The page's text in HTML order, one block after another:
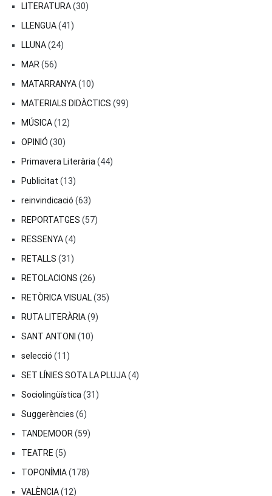
LITERATURA(30)
LLENGUA(41)
LLUNA(24)
MAR (56)
MATARRANYA(10)
MATERIALS DIDÀCTICS (99)
MÚSICA(12)
OPINIÓ (30)
Primavera Literària (44)
Publicitat (13)
reinvindicació (63)
REPORTATGES (57)
RESSENYA(4)
RETALLS (31)
RETOLACIONS (26)
RETÒRICA VISUAL(35)
RUTA LITERÀRIA(9)
SANT ANTONI (10)
selecció (11)
SET LÍNIES SOTA LA PLUJA(4)
Sociolingüística (31)
Suggerències (6)
TANDEMOOR (59)
TEATRE (5)
TOPONÍMIA(178)
VALÈNCIA(12)